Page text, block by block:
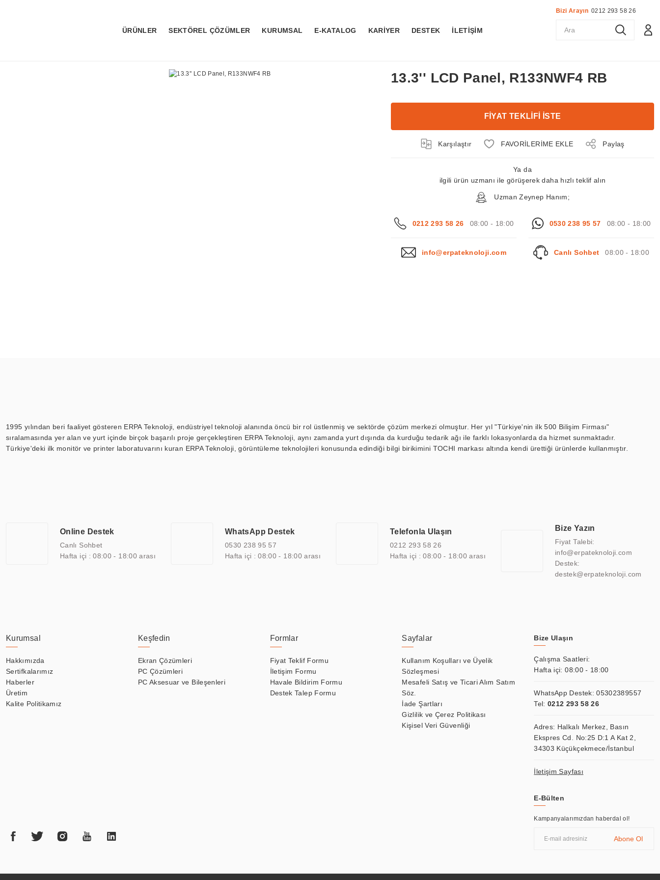
ÜRÜNLER SEKTÖREL ÇÖZÜMLER KURUMSAL E-KATALOG KARİYER DESTEK İLETİŞİM
Bizi Arayın 0212 293 58 26
13.3'' LCD Panel, R133NWF4 RB
FİYAT TEKLİFİ İSTE
Karşılaştır Paylaş
Ya da
ilgili ürün uzmanı ile görüşerek daha hızlı teklif alın
Uzman Zeynep Hanım;
0212 293 58 26 08:00 - 18:00 0530 238 95 57 08:00 - 18:00
info@erpateknoloji.com Canlı Sohbet 08:00 - 18:00
1995 yılından beri faaliyet gösteren ERPA Teknoloji, endüstriyel teknoloji alanında öncü bir rol üstlenmiş ve sektörde çözüm merkezi olmuştur. Her yıl "Türkiye'nin ilk 500 Bilişim Firması"
sıralamasında yer alan ve yurt içinde birçok başarılı proje gerçekleştiren ERPA Teknoloji, aynı zamanda yurt dışında da kurduğu tedarik ağı ile farklı lokasyonlarda da hizmet sunmaktadır.
Türkiye'deki ilk monitör ve printer laboratuvarını kuran ERPA Teknoloji, görüntüleme teknolojileri konusunda edindiği bilgi birikimini TOCHI markası altında kendi ürettiği ürünlerde kullanmıştır.
arasında yer almaktadır. ERPA Teknoloji, uluslararası standartlarda kalite belgelerine ve sertifikalara sahip olup, etik değerlere bağlı bir şekilde hareket etmektedir. Kaliteli ekipmanı, uzman kadroları,
yılların getirdiği bilgi ve tecrübe ile birleştiren ERPA Teknoloji, özel çözümleri ile iş ortaklarının öne çıkmasına ve sürekli gelişimine katkı sağlamaktadır.
Online Destek
Canlı Sohbet
Hafta içi : 08:00 - 18:00 arası
WhatsApp Destek
0530 238 95 57
Hafta içi : 08:00 - 18:00 arası
Telefonla Ulaşın
0212 293 58 26
Hafta içi : 08:00 - 18:00 arası
Bize Yazın
Fiyat Talebi:
info@erpateknoloji.com
Destek:
destek@erpateknoloji.com
Kurumsal
Hakkımızda
Sertifkalarımız
Haberler
Üretim
Kalite Politikamız
Keşfedin
Ekran Çözümleri
PC Çözümleri
PC Aksesuar ve Bileşenleri
Formlar
Fiyat Teklif Formu
İletişim Formu
Havale Bildirim Formu
Destek Talep Formu
Sayfalar
Kullanım Koşulları ve Üyelik
Sözleşmesi
Mesafeli Satış ve Ticari Alım Satım
Söz.
İade Şartları
Gizlilik ve Çerez Politikası
Kişisel Veri Güvenliği
Bize Ulaşın
Çalışma Saatleri:
Hafta içi: 08:00 - 18:00
WhatsApp Destek:05302389557
Tel: 0212 293 58 26
Adres: Halkalı Merkez, Basın
Ekspres Cd. No:25 D:1 A Kat 2,
34303 Küçükçekmece/İstanbul
İletişim Sayfası
E-Bülten
Kampanyalarımızdan haberdal ol!
Abone Ol